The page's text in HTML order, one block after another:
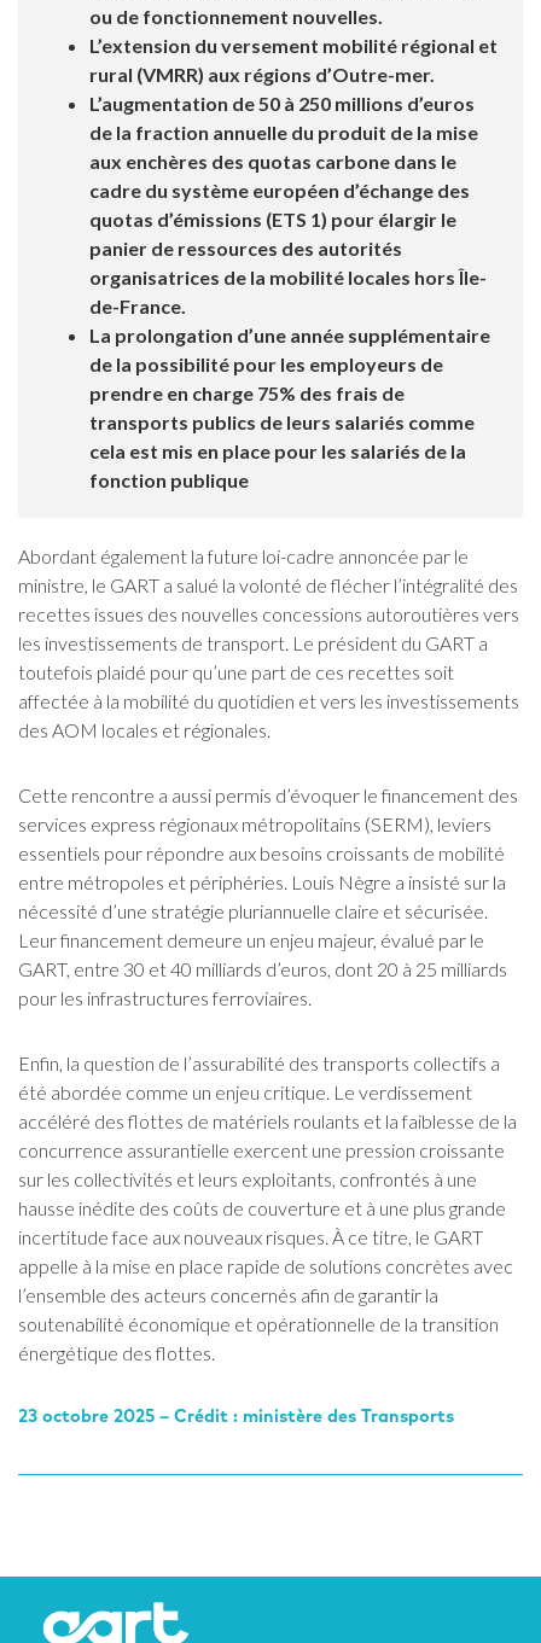
ou de fonctionnement nouvelles.
L’extension du versement mobilité régional et
rural (VMRR) aux régions d’Outre-mer.
L’augmentation de 50 à 250 millions d’euros
de la fraction annuelle du produit de la mise
aux enchères des quotas carbone dans le
cadre du système européen d’échange des
quotas d’émissions (ETS 1) pour élargir le
panier de ressources des autorités
organisatrices de la mobilité locales hors Île-
de-France.
La prolongation d’une année supplémentaire
de la possibilité pour les employeurs de
prendre en charge 75% des frais de
transports publics de leurs salariés comme
cela est mis en place pour les salariés de la
fonction publique
Abordant également la future loi-cadre annoncée par le
ministre, le GART a salué la volonté de flécher l’intégralité des
recettes issues des nouvelles concessions autoroutières vers
les investissements de transport. Le président du GART a
toutefois plaidé pour qu’une part de ces recettes soit
affectée à la mobilité du quotidien et vers les investissements
des AOM locales et régionales.
Cette rencontre a aussi permis d’évoquer le financement des
services express régionaux métropolitains (SERM), leviers
essentiels pour répondre aux besoins croissants de mobilité
entre métropoles et périphéries. Louis Nègre a insisté sur la
nécessité d’une stratégie pluriannuelle claire et sécurisée.
Leur financement demeure un enjeu majeur, évalué par le
GART, entre 30 et 40 milliards d’euros, dont 20 à 25 milliards
pour les infrastructures ferroviaires.
Enfin, la question de l’assurabilité des transports collectifs a
été abordée comme un enjeu critique. Le verdissement
accéléré des flottes de matériels roulants et la faiblesse de la
concurrence assurantielle exercent une pression croissante
sur les collectivités et leurs exploitants, confrontés à une
hausse inédite des coûts de couverture et à une plus grande
incertitude face aux nouveaux risques. À ce titre, le GART
appelle à la mise en place rapide de solutions concrètes avec
l’ensemble des acteurs concernés afin de garantir la
soutenabilité économique et opérationnelle de la transition
énergétique des flottes.
23 octobre 2025 – Crédit : ministère des Transports